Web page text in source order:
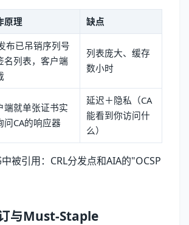
原理 缺点
布已吊销序列号
名列表，客户端
列表庞大、缓存
数小时
端就单张证书实
问CA的响应器
延迟＋隐私（CA
能看到你访问什
么）
被引用：CRL分发点和AIA的"OCSP
与Must-Staple